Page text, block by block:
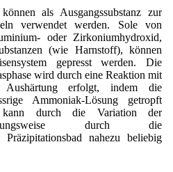
als Ausgangssubstanz zur
verwendet werden. Sole von
oder Zirkoniumhydroxid,
(wie Harnstoff), können
gepresst werden. Die
wird durch eine Reaktion mit
erfolgt, indem die
Ammoniak-Lösung getropft
durch die Variation der
durch die
nahezu beliebig